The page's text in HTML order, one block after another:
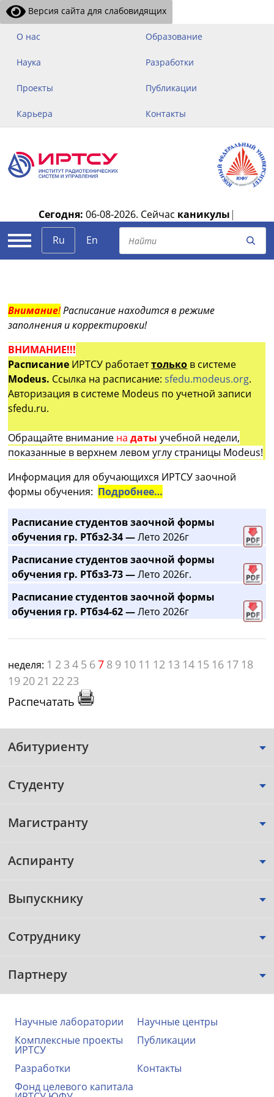
Версия сайта для слабовидящих
О нас Образование
Наука Разработки
Проекты Публикации
Карьера Контакты
Сегодня: 06-08-2026. Сейчас каникулы |
Ru
En
Внимание!Расписание находится в режиме
заполнения и корректировки!
ВНИМАНИЕ!!!
Расписание ИРТСУ работаеттолько в системе
Modeus. Ссылка на расписание:sfedu.modeus.org.
Авторизация в системе Modeus по учетной записи
sfedu.ru.
Обращайте внимание на датыучебной недели,
показанные в верхнем левом углу страницы Modeus!
Информация для обучающихся ИРТСУ заочной
формы обучения: Подробнее…
Расписание студентов заочной формы
обучения гр. РТбз2-34 —Лето 2026г
Расписание студентов заочной формы
обучения гр. РТбз3-73 —Лето 2026г.
Расписание студентов заочной формы
обучения гр. РТбз4-62 —Лето 2026г
неделя: 1 2 3 4 5 67 8 9 10 11 12 13 14 15 16 17 18
19 20 21 22 23
Распечатать
Абитуриенту
Студенту
Магистранту
Аспиранту
Выпускнику
Сотруднику
Партнеру
Научные лаборатории
Научные центры
Комплексные проекты
ИРТСУ
Публикации
Разработки
Контакты
Фонд целевого капитала